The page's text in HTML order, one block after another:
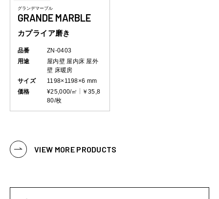
グランデマーブル
GRANDE MARBLE
カプライア磨き
品番
ZN-0403
用途
屋内壁 屋内床 屋外
壁 床暖房
サイズ
1198×1198×6 mm
価格
¥25,000/㎡
￥35,8
80/枚
VIEW MORE PRODUCTS